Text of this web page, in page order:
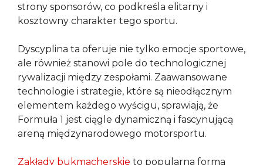
strony sponsorów, co podkreśla elitarny i
kosztowny charakter tego sportu.
Dyscyplina ta oferuje nie tylko emocje sportowe,
ale również stanowi pole do technologicznej
rywalizacji między zespołami. Zaawansowane
technologie i strategie, które są nieodłącznym
elementem każdego wyścigu, sprawiają, że
Formuła 1 jest ciągle dynamiczną i fascynującą
areną międzynarodowego motorsportu.
Zakłady bukmacherskie to popularna forma